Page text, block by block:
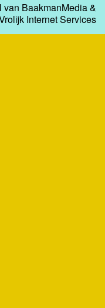
van BaakmanMedia&
Internet Services